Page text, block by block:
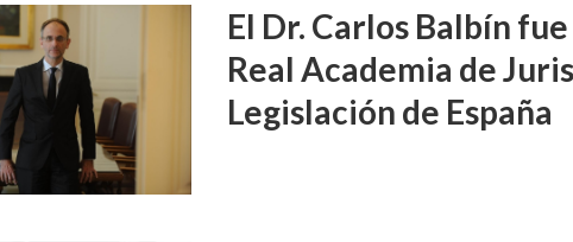
El Dr. Carlos Balbín
Real Academia de
Legislación de España